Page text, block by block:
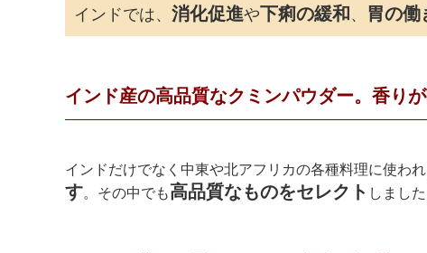
インドでは、 消化促進や下痢の緩和 、 胃の働
インド産の高品質なクミンパウダー。香りが
インドだけでなく中東や北アフリカの各種料理に使わ
す。その中でも高品質なものをセレクト しました